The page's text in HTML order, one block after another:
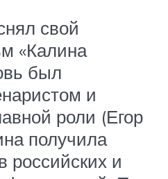
свой
«Калина
был
и
роли (Егор
получила
российских и